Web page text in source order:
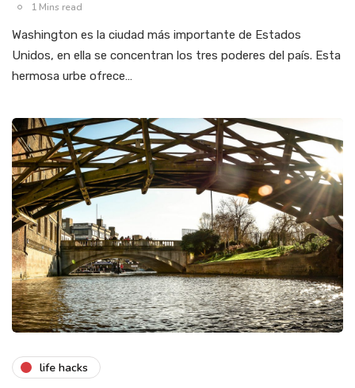
1 Mins read
Washington es la ciudad más importante de Estados
Unidos, en ella se concentran los tres poderes del país. Esta
hermosa urbe ofrece…
life hacks